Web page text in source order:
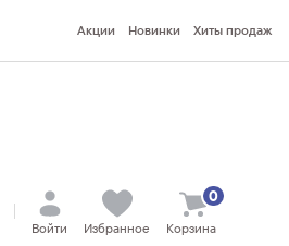
Акции Новинки Хиты продаж
Войти Избранное Корзина
0